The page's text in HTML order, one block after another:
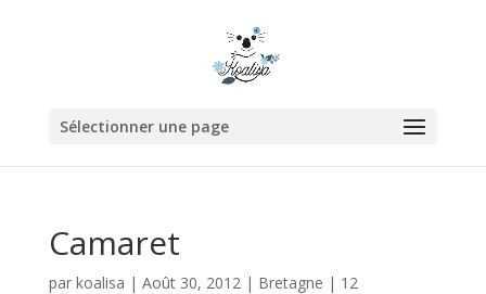
Sélectionner une page
Camaret
par koalisa | Août 30, 2012| Bretagne | 12